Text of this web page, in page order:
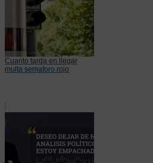
Cuanto tarda en llegar
multa semaforo rojo